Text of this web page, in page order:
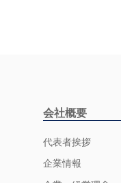
会社概要
代表者挨拶
企業情報